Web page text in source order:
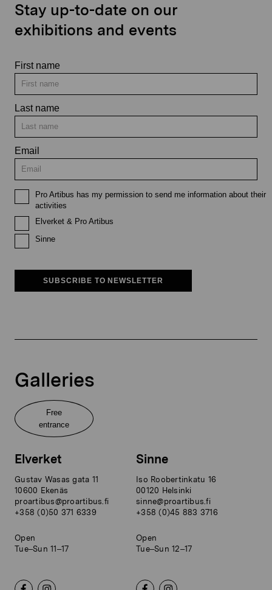
Stay up-to-date on our
exhibitions and events
First name
Last name
Email
Pro Artibus has my permission to send me information about their
activities
Elverket & Pro Artibus
Sinne
SUBSCRIBE TO NEWSLETTER
Galleries
Free
entrance
Elverket
Gustav Wasas gata 11
10600 Ekenäs
proartibus@proartibus.fi
+358 (0)50 371 6339
Open
Tue–Sun 11–17
Sinne
Iso Roobertinkatu 16
00120 Helsinki
sinne@proartibus.fi
+358 (0)45 883 3716
Open
Tue–Sun 12–17